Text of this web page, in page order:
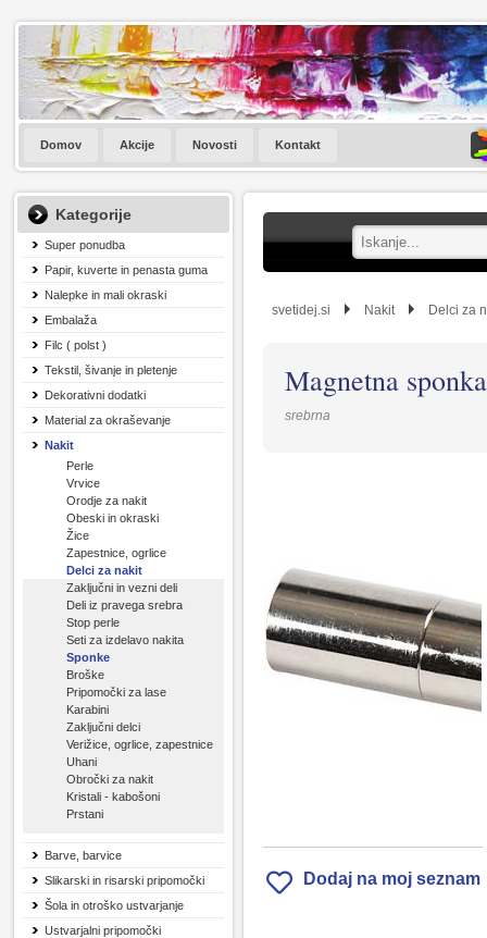
Domov Akcije Novosti Kontakt
Kategorije
Super ponudba
Papir, kuverte in penasta guma
Nalepke in mali okraski
Embalaža
Filc ( polst )
Tekstil, šivanje in pletenje
Dekorativni dodatki
Material za okraševanje
Nakit
Perle
Vrvice
Orodje za nakit
Obeski in okraski
Žice
Zapestnice, ogrlice
Delci za nakit
Zaključni in vezni deli
Deli iz pravega srebra
Stop perle
Seti za izdelavo nakita
Sponke
Broške
Pripomočki za lase
Karabini
Zaključni delci
Verižice, ogrlice, zapestnice
Uhani
Obročki za nakit
Kristali - kabošoni
Prstani
Barve, barvice
Slikarski in risarski pripomočki
Šola in otroško ustvarjanje
Ustvarjalni pripomočki
svetidej.si Nakit Delci za
Magnetna
srebrna
Dodaj na moj seznam